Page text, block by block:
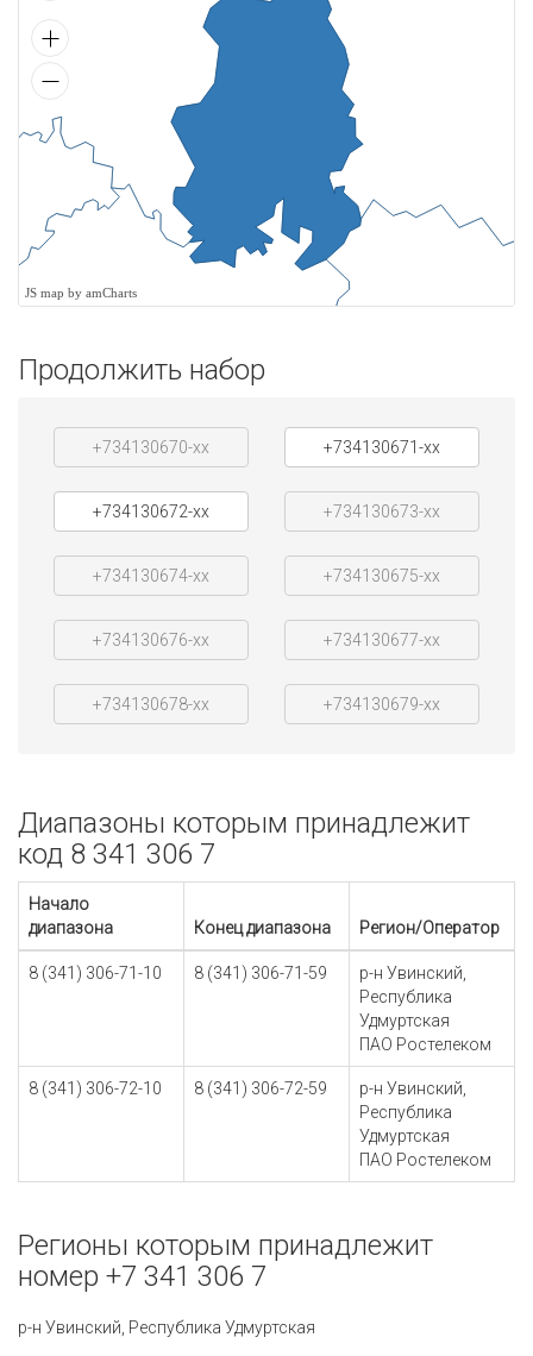
JS map by amCharts
Продолжить набор
+734130670-xx +734130671-xx
+734130672-xx +734130673-xx
+734130674-xx +734130675-xx
+734130676-xx +734130677-xx
+734130678-xx +734130679-xx
Диапазоны которым принадлежит
код 8 341 306 7
Начало
диапазона
Конец диапазона Регион/Оператор
8 (341) 306-71-10 8 (341) 306-71-59
р-н Увинский,
Республика
Удмуртская
ПАО Ростелеком
8 (341) 306-72-10 8 (341) 306-72-59
р-н Увинский,
Республика
Удмуртская
ПАО Ростелеком
Регионы которым принадлежит
номер +7 341 306 7
р-н Увинский, Республика Удмуртская